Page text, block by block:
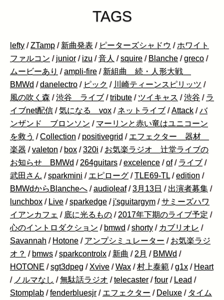
TAGS
lefty /ZTamp / 新曲発表 / ピーターズシャドウ / ホワイト
ファルコン / junior / izu /音人 /squire / Blanche /greco /
ムービーあり /ampli-fire / 新組曲 続・人形大戦
BMWd /danelectro / ピック / 川崎ティーンスピリッツ /
風の吹く森 /渋谷 ライブ /tribute / ツイキャス /渋谷 / ラ
イブnet配信 /気になる vox / ネットライブ /Attack /バ
ンザンド ブロンソン / マーリンと赤い竜はユニコーン
を救う /Collection / positivegrid / エフェクター 器材
楽器 /valeton / box /320i / お気楽ラジオ 辻堂ライブの
お知らせ BMWd / 264guitars /excelence /of / ライブ /
武田さん /sparkmini / エピローグ /TLE69-TL /edition /
BMWdからBlancheへ /audioleaf /3月13日 / 出演者募集 /
lunchbox / Live /sparkedge / j'sguitargym /サミーズハワ
イアンカフェ / 底に光るもの / 2017年下期のライブ予定 /
心のイントロダクション / bmwd /shorty / カブリオレ /
Savannah / Hotone / アンプシミュレーター / お気楽ラジ
オ？ / bmws /sparkcontrolx / 新曲 / 2月 / BMWd /
HOTONE /sgt3dpeg / Xvive /Wax /村上泰範 /g1x / Heart
/ ノルマなし /無駄話ラジオ /telecaster /four / Lead /
Stomplab /fenderbluesjr / エフェクター / Deluxe / タイム